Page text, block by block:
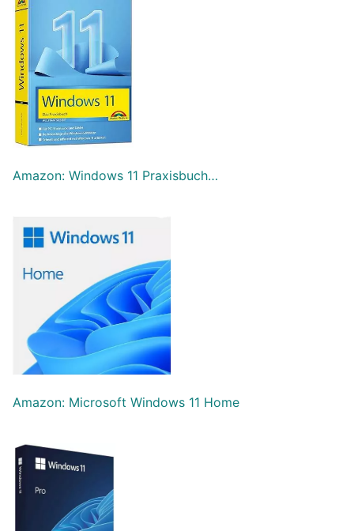
Amazon: Windows 11 Praxisbuch…
Amazon: Microsoft Windows 11 Home